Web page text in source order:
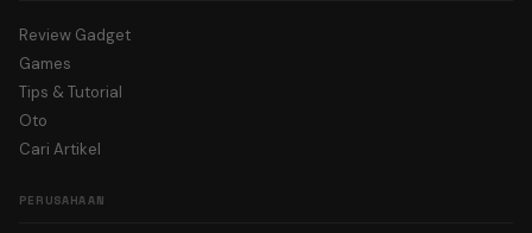
Review Gadget
Games
Tips & Tutorial
Oto
Cari Artikel
PERUSAHAAN